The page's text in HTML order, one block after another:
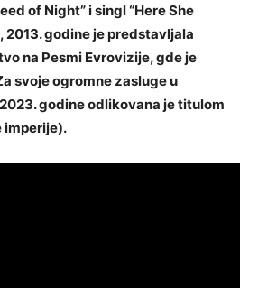
of Night” i singl “Here She
2013. godine je predstavljala
na Pesmi Evrovizije, gde je
svoje ogromne zasluge u
godine odlikovana je titulom
imperije).